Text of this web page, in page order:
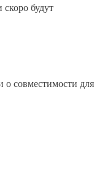
будут
совместимости для